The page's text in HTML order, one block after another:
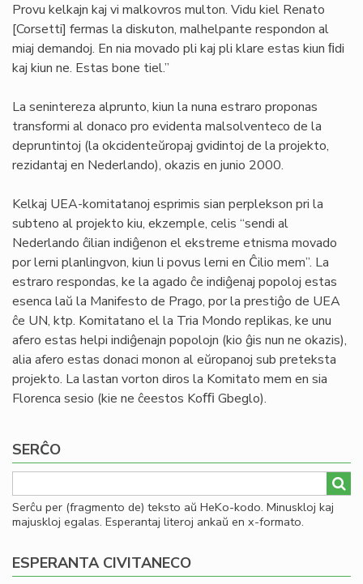
Provu kelkajn kaj vi malkovros multon. Vidu kiel Renato
[Corsetti] fermas la diskuton, malhelpante respondon al
miaj demandoj. En nia movado pli kaj pli klare estas kiun ﬁdi
kaj kiun ne. Estas bone tiel.”
La senintereza alprunto, kiun la nuna estraro proponas
transformi al donaco pro evidenta malsolventeco de la
depruntintoj (la okcidenteŭropaj gvidintoj de la projekto,
rezidantaj en Nederlando), okazis en junio 2000.
Kelkaj UEA-komitatanoj esprimis sian perplekson pri la
subteno al projekto kiu, ekzemple, celis “sendi al
Nederlando ĉilian indiĝenon el ekstreme etnisma movado
por lerni planlingvon, kiun li povus lerni en Ĉilio mem”. La
estraro respondas, ke la agado ĉe indiĝenaj popoloj estas
esenca laŭ la Manifesto de Prago, por la prestiĝo de UEA
ĉe UN, ktp. Komitatano el la Tria Mondo replikas, ke unu
afero estas helpi indiĝenajn popolojn (kio ĝis nun ne okazis),
alia afero estas donaci monon al eŭropanoj sub preteksta
projekto. La lastan vorton diros la Komitato mem en sia
Florenca sesio (kie ne ĉeestos Koﬃ Gbeglo).
SERĈO
Serĉu per (fragmento de) teksto aŭ HeKo-kodo. Minuskloj kaj
majuskloj egalas. Esperantaj literoj ankaŭ en x-formato.
ESPERANTA CIVITANECO